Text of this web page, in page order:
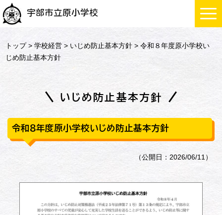
宇部市立原小学校
トップ>学校経営 > いじめ防止基本方針 > 令和８年度原小学校い
じめ防止基本方針
いじめ防止基本方針
令和８年度原小学校いじめ防止基本方針
（公開日：2026/06/11）